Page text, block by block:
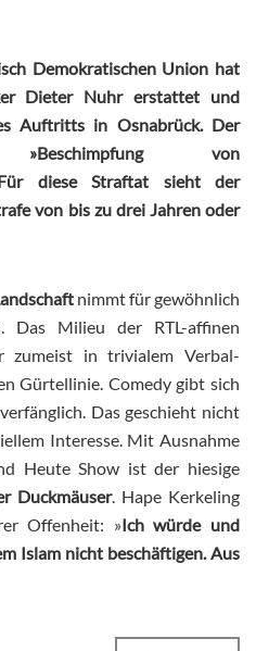
Demokratischen Union hat
Dieter Nuhr erstattet und
Auftritts in Osnabrück. Der
von
Für diese Straftat sieht der
von bis zu drei Jahren oder
nimmt für gewöhnlich
Das Milieu der RTL-affinen
zumeist in trivialem Verbal-
Gürtellinie. Comedy gibt sich
Das geschieht nicht
Interesse. Mit Ausnahme
Heute Show ist der hiesige
Duckmäuser. Hape Kerkeling
Offenheit: »Ich würde und
Islam nicht beschäftigen. Aus